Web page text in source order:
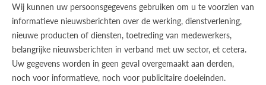
Wij kunnen uw persoonsgegevens gebruiken om u te voorzien van
informatieve nieuwsberichten over de werking, dienstverlening,
nieuwe producten of diensten, toetreding van medewerkers,
belangrijke nieuwsberichten in verband met uw sector, et cetera.
Uw gegevens worden in geen geval overgemaakt aan derden,
noch voor informatieve, noch voor publicitaire doeleinden.